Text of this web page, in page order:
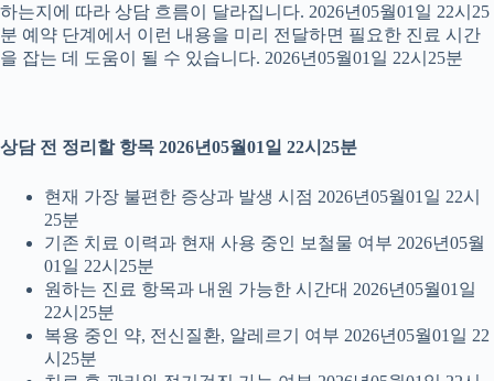
하는지에 따라 상담 흐름이 달라집니다. 2026년05월01일 22시25
분 예약 단계에서 이런 내용을 미리 전달하면 필요한 진료 시간
을 잡는 데 도움이 될 수 있습니다. 2026년05월01일 22시25분
상담 전 정리할 항목 2026년05월01일 22시25분
현재 가장 불편한 증상과 발생 시점 2026년05월01일 22시
25분
기존 치료 이력과 현재 사용 중인 보철물 여부 2026년05월
01일 22시25분
원하는 진료 항목과 내원 가능한 시간대 2026년05월01일
22시25분
복용 중인 약, 전신질환, 알레르기 여부 2026년05월01일 22
시25분